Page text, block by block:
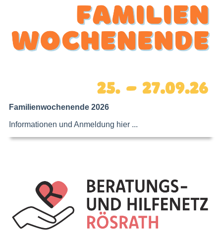
Familienwochenende 2026
Informationen und Anmeldung hier ...